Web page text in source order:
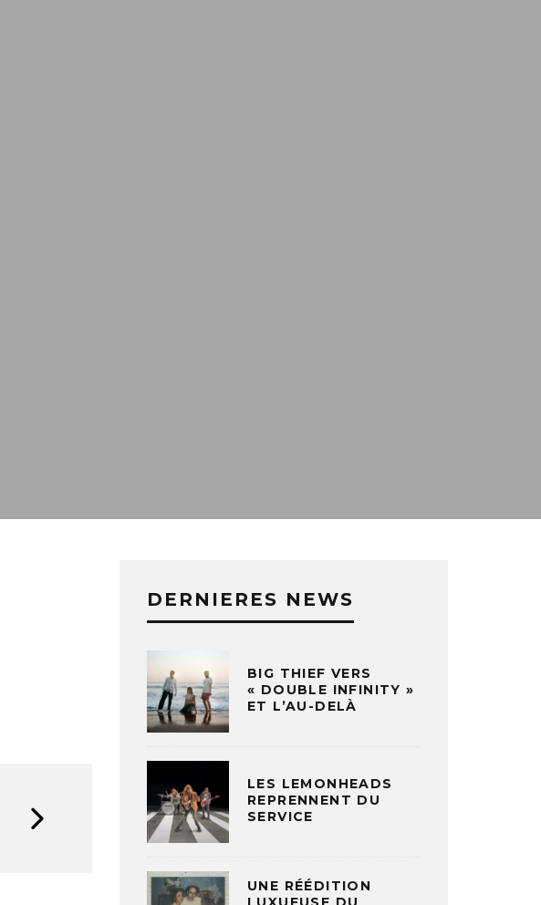
DERNIERES NEWS
BIG THIEF VERS
« DOUBLE INFINITY »
ET L’AU-DELÀ
LES LEMONHEADS
REPRENNENT DU
SERVICE
UNE RÉÉDITION